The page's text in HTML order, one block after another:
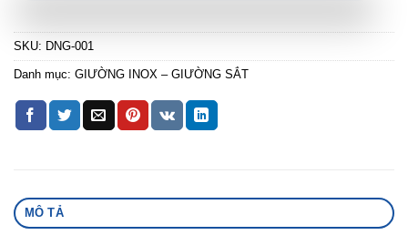
SKU: DNG-001
Danh mục: GIƯỜNG INOX – GIƯỜNG SẮT
MÔ TẢ